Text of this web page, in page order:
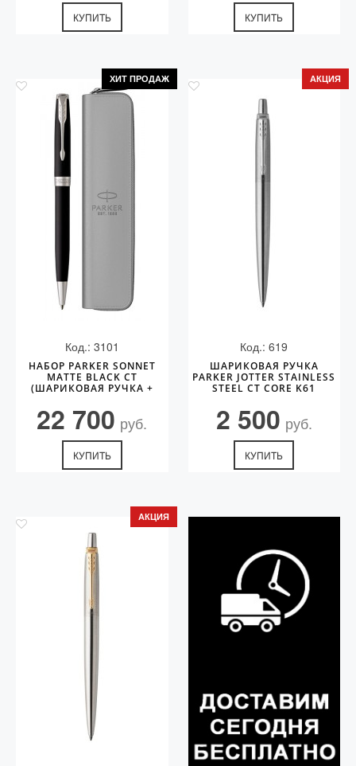
КУПИТЬ КУПИТЬ
ХИТ ПРОДАЖ
Код.: 3101
НАБОР PARKER SONNET
MATTE BLACK CT
(ШАРИКОВАЯ РУЧКА +
22 700 руб.
КУПИТЬ
АКЦИЯ
Код.: 619
ШАРИКОВАЯ РУЧКА
PARKER JOTTER STAINLESS
STEEL CT CORE K61
2 500 руб.
КУПИТЬ
АКЦИЯ